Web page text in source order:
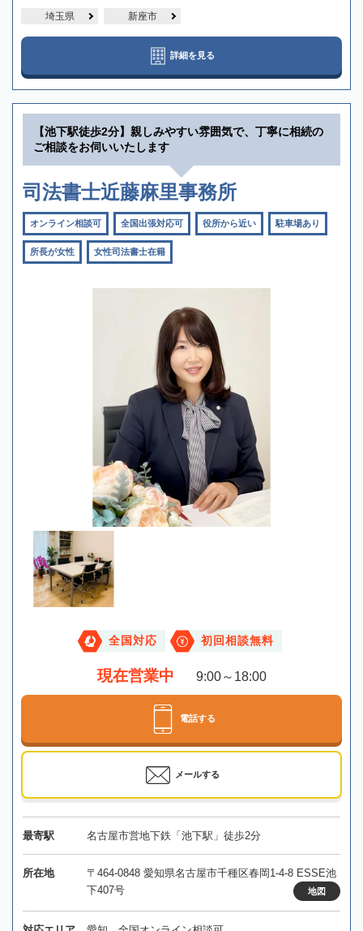
埼玉県 新座市
詳細を見る
【池下駅徒歩2分】親しみやすい雰囲気で、丁寧に相続の
ご相談をお伺いいたします
司法書士近藤麻里事務所
オンライン相談可 全国出張対応可 役所から近い 駐車場あり
所長が女性 女性司法書士在籍
全国対応 初回相談無料
現在営業中 9:00～18:00
電話する
メールする
最寄駅 名古屋市営地下鉄「池下駅」徒歩2分
所在地
〒464-0848 愛知県名古屋市千種区春岡1-4-8 ESSE池
下407号
地図